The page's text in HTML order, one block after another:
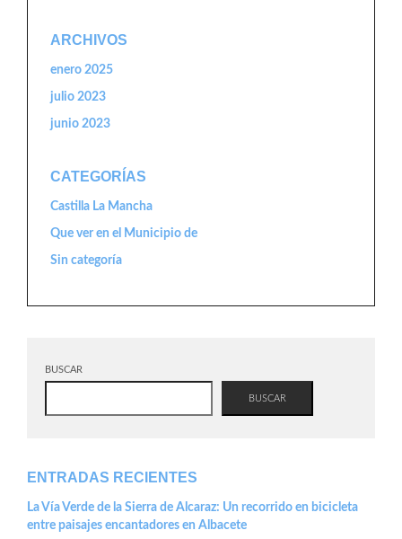
ARCHIVOS
enero 2025
julio 2023
junio 2023
CATEGORÍAS
Castilla La Mancha
Que ver en el Municipio de
Sin categoría
BUSCAR
BUSCAR
ENTRADAS RECIENTES
La Vía Verde de la Sierra de Alcaraz: Un recorrido en bicicleta
entre paisajes encantadores en Albacete